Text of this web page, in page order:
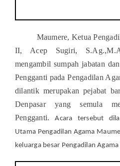
Maumere, Ketua
II, Acep Sugiri,
mengambil sumpah jabatan
Pengganti pada Pengadilan
dilantik merupakan pejabat
Denpasar yang semula
Pengganti.Acara tersebut
Utama Pengadilan Agama
keluarga besar Pengadilan